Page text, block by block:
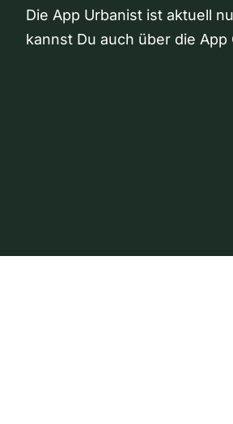
Die App Urbanist ist aktuell
kannst Du auch über die